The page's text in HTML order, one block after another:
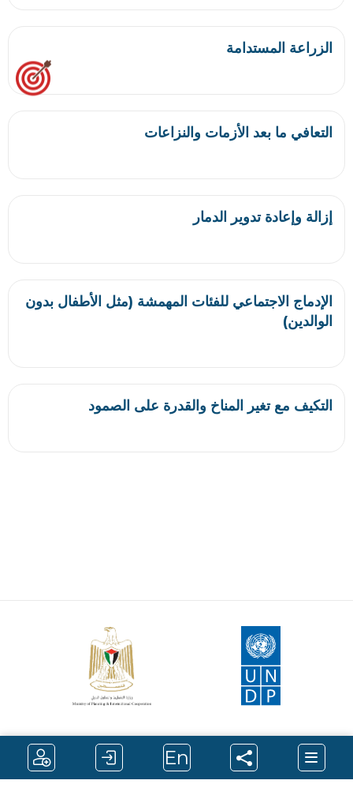
En
الزراعة المستدامة
التعافي ما بعد الأزمات والنزاعات
إزالة وإعادة تدوير الدمار
الإدماج الاجتماعي للفئات المهمشة (مثل الأطفال بدون
الوالدين)
التكيف مع تغير المناخ والقدرة على الصمود
About
Contact Us